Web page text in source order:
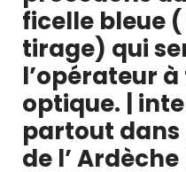
ficelle bleue
tirage) qui
l’opérateur
optique.
partout
de l’ Ardèche